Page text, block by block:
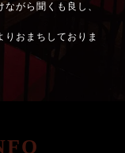
がら聞くも良し、
おまちしておりま